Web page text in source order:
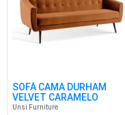
SOFÁ CAMA DURHAM
VELVET CARAMELO
Unsi Furniture